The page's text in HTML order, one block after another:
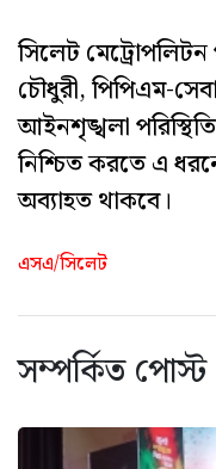
সিলেট
চৌধুরী, পিপিএম-
আইনশৃঙ্খলা
নিশ্চিত করতে এ
অব্যাহত থাকবে।
এসএ/সিলেট
সম্পর্কিত পোস্ট